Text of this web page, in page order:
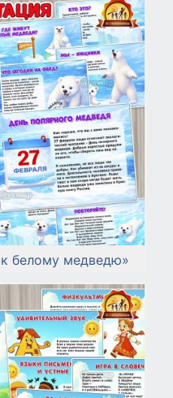
белому медведю»